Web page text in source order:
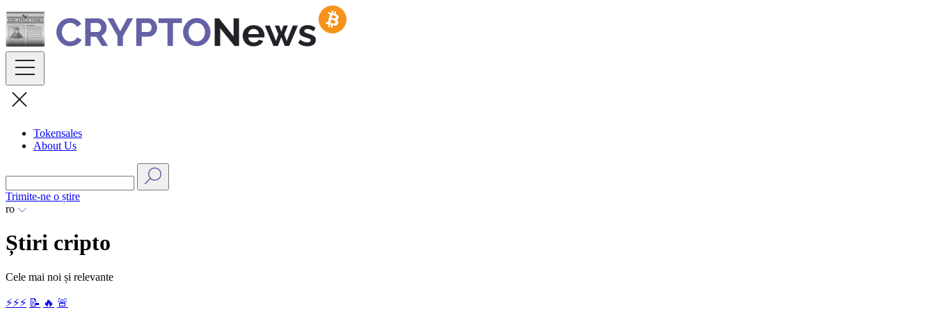
Skip
to
content
Tokensales
About Us
Trimite-ne o știre
ro
Știri cripto
Cele mai noi și relevante
⚡⚡⚡ 📝 🔥 🚨